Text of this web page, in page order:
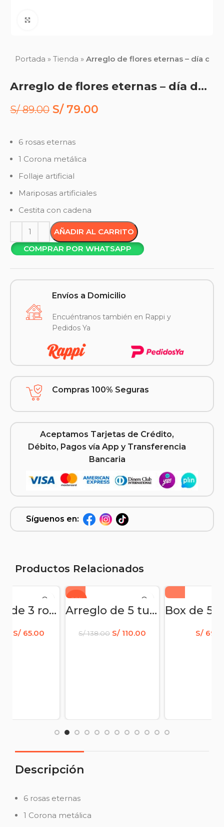
Portada »Tienda »Arreglo de flores eternas – día de
Arreglo de flores eternas – día de la mujer
S/89.00 S/79.00
6 rosas eternas
1 Corona metálica
Follaje artificial
Mariposas artificiales
Cestita con cadena
AÑADIR AL CARRITO
COMPRAR POR WHATSAPP
Envíos a Domicilio
Encuéntranos también en Rappi y
Pedidos Ya
Compras 100% Seguras
Aceptamos Tarjetas de Crédito,
Débito, Pagos vía App y Transferencia
Bancaria
Síguenos en:
Productos Relacionados
Arreglo de 3 rosas 2 girasoles y claveles
S/65.00
-20%
Arreglo de 5 tulipanes de colores
S/138.00 S/110.00 S/
Descripción
6 rosas eternas
1 Corona metálica